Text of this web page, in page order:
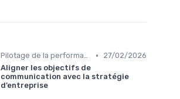
Pilotage de la performance communication •
27/02/2026
Aligner les objectifs de
communication avec la stratégie
d’entreprise